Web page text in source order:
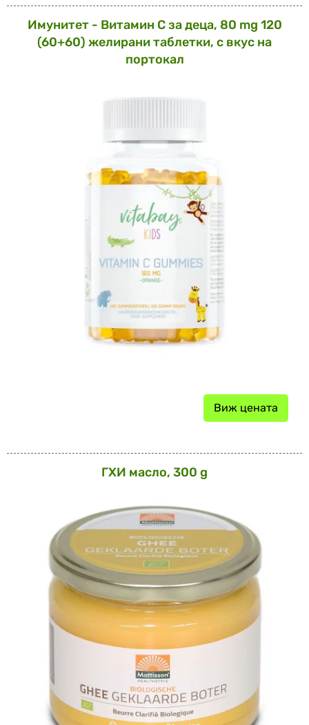
Имунитет - Витамин С за деца, 80 mg 120
(60+60) желирани таблетки, с вкус на
портокал
Виж цената
ГХИ масло, 300 g